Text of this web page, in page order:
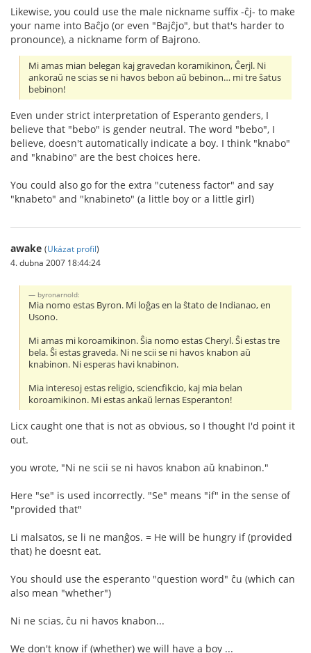
Likewise, you could use the male nickname suffix -ĉj- to make
your name into Baĉjo (or even "Bajĉjo", but that's harder to
pronounce), a nickname form of Bajrono.
Mi amas mian belegan kaj gravedan koramikinon, Ĉerjl. Ni
ankoraŭ ne scias se ni havos bebon aŭ bebinon… mi tre ŝatus
bebinon!
Even under strict interpretation of Esperanto genders, I
believe that "bebo" is gender neutral. The word "bebo", I
believe, doesn't automatically indicate a boy. I think "knabo"
and "knabino" are the best choices here.
You could also go for the extra "cuteness factor" and say
"knabeto" and "knabineto" (a little boy or a little girl)
awake (Ukázat profil)
4. dubna 2007 18:44:24
byronarnold:
Mia nomo estas Byron. Mi loĝas en la ŝtato de Indianao, en
Usono.
Mi amas mi koroamikinon. Ŝia nomo estas Cheryl. Ŝi estas tre
bela. Ŝi estas graveda. Ni ne scii se ni havos knabon aŭ
knabinon. Ni esperas havi knabinon.
Mia interesoj estas religio, sciencfikcio, kaj mia belan
koroamikinon. Mi estas ankaŭ lernas Esperanton!
Licx caught one that is not as obvious, so I thought I'd point it
out.
you wrote, "Ni ne scii se ni havos knabon aŭ knabinon."
Here "se" is used incorrectly. "Se" means "if" in the sense of
"provided that"
Li malsatos, se li ne manĝos. = He will be hungry if (provided
that) he doesnt eat.
You should use the esperanto "question word" ĉu (which can
also mean "whether")
Ni ne scias, ĉu ni havos knabon...
We don't know if (whether) we will have a boy ...